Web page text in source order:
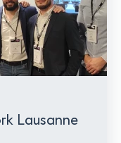
Lausanne